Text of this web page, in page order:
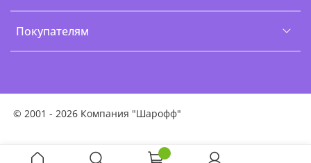
Покупателям
© 2001 - 2026 Компания "Шарофф"